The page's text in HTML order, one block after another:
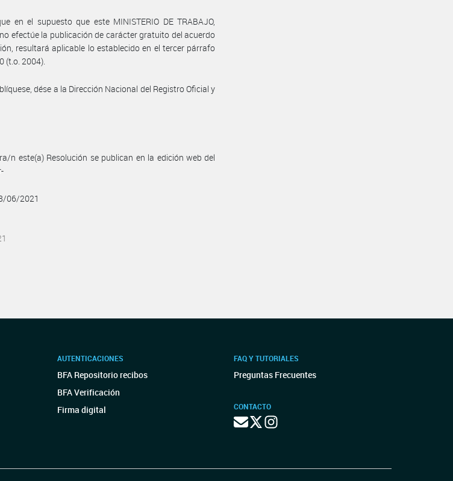
en el supuesto que este MINISTERIO DE TRABAJO,
no efectúe la publicación de carácter gratuito del acuerdo
resultará aplicable lo establecido en el tercer párrafo
(t.o. 2004).
dése a la Dirección Nacional del Registro Oficial y
n este(a) Resolución se publican en la edición web del
06/2021
AUTENTICACIONES
BFA Repositorio recibos
BFA Verificación
Firma digital
FAQ Y TUTORIALES
Preguntas Frecuentes
CONTACTO